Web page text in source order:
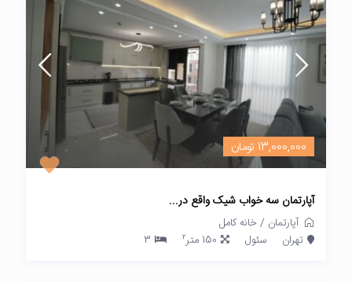
13,000,000 تومان
آپارتمان سه خواب شیک واقع در...
آپارتمان /خانه کامل
تهران
سئول 150 متر 2
3